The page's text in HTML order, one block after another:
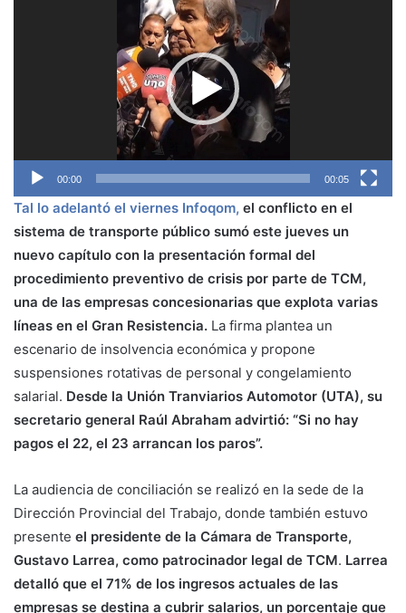
00:00 00:05
Tal lo adelantó el viernes Infoqom, el conflicto en el
sistema de transporte público sumó este jueves un
nuevo capítulo con la presentación formal del
procedimiento preventivo de crisis por parte de TCM,
una de las empresas concesionarias que explota varias
líneas en el Gran Resistencia. La firma plantea un
escenario de insolvencia económica y propone
suspensiones rotativas de personal y congelamiento
salarial. Desde la Unión Tranviarios Automotor (UTA), su
secretario general Raúl Abraham advirtió: “Si no hay
pagos el 22, el 23 arrancan los paros”.
La audiencia de conciliación se realizó en la sede de la
Dirección Provincial del Trabajo, donde también estuvo
presente el presidente de la Cámara de Transporte,
Gustavo Larrea, como patrocinador legal de TCM. Larrea
detalló que el 71% de los ingresos actuales de las
empresas se destina a cubrir salarios, un porcentaje que